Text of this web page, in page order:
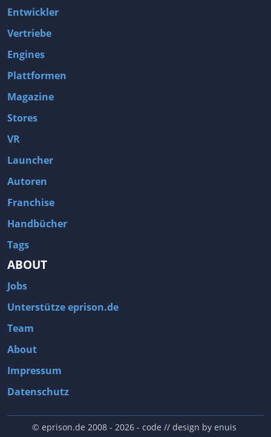
Entwickler
Vertriebe
Engines
Plattformen
Magazine
Stores
VR
Launcher
Autoren
Franchise
Handbücher
Tags
ABOUT
Jobs
Unterstütze eprison.de
Team
About
Impressum
Datenschutz
© eprison.de 2008 - 2026- code // design by enuis